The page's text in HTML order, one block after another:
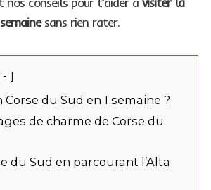
sans rien rater.
-
du Sud en 1 semaine ?
de charme de Corse du
du Sud en parcourant l’Alta